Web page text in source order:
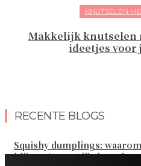
KNUTSELEN
Makkelijk knutselen
ideetjes voor
RECENTE BLOGS
Squishy dumplings:
blijven (en wat jij als ouder